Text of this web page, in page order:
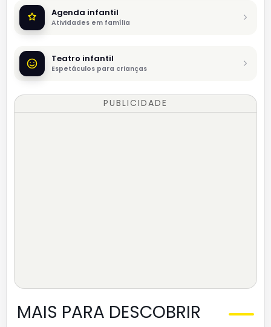
Agenda infantil
Atividades em família
Teatro infantil
Espetáculos para crianças
PUBLICIDADE
MAIS PARA DESCOBRIR